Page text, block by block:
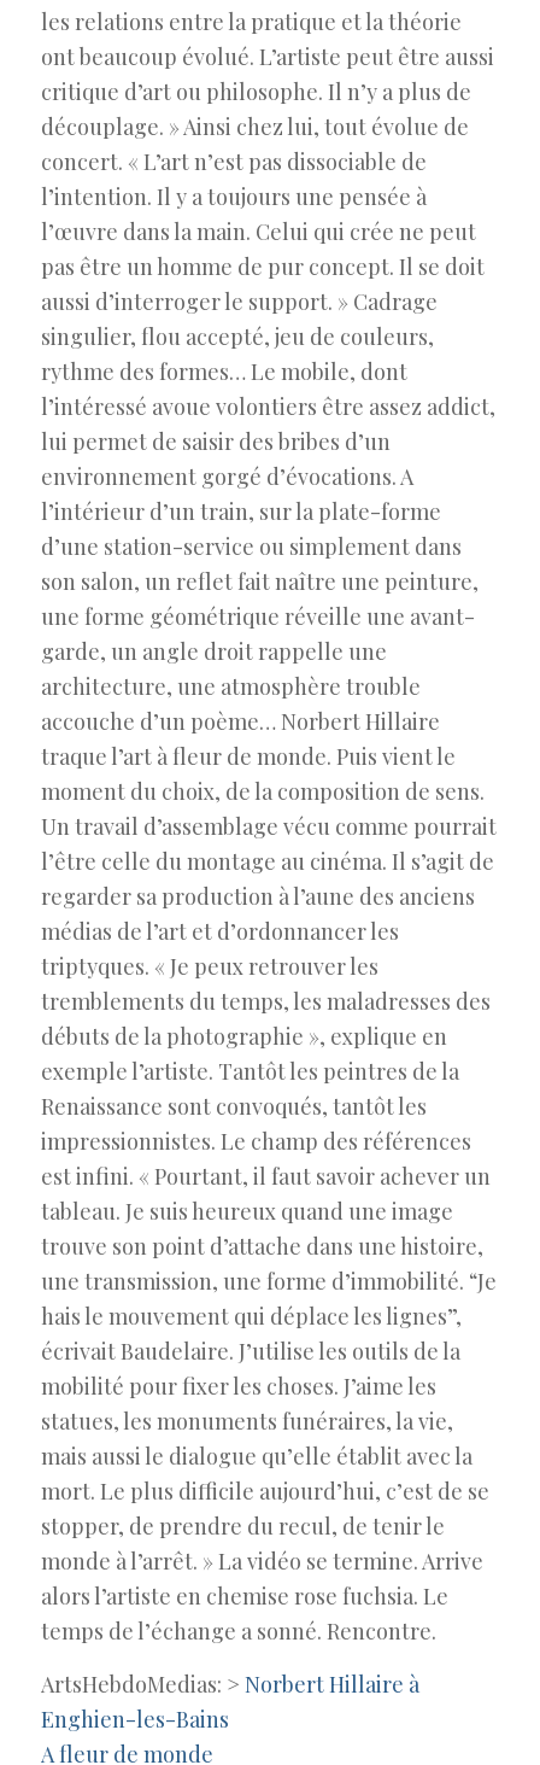
les relations entre la pratique et la théorie
ont beaucoup évolué. L’artiste peut être aussi
critique d’art ou philosophe. Il n’y a plus de
découplage. » Ainsi chez lui, tout évolue de
concert. « L’art n’est pas dissociable de
l’intention. Il y a toujours une pensée à
l’œuvre dans la main. Celui qui crée ne peut
pas être un homme de pur concept. Il se doit
aussi d’interroger le support. » Cadrage
singulier, flou accepté, jeu de couleurs,
rythme des formes… Le mobile, dont
l’intéressé avoue volontiers être assez addict,
lui permet de saisir des bribes d’un
environnement gorgé d’évocations. A
l’intérieur d’un train, sur la plate-forme
d’une station-service ou simplement dans
son salon, un reflet fait naître une peinture,
une forme géométrique réveille une avant-
garde, un angle droit rappelle une
architecture, une atmosphère trouble
accouche d’un poème… Norbert Hillaire
traque l’art à fleur de monde. Puis vient le
moment du choix, de la composition de sens.
Un travail d’assemblage vécu comme pourrait
l’être celle du montage au cinéma. Il s’agit de
regarder sa production à l’aune des anciens
médias de l’art et d’ordonnancer les
triptyques. « Je peux retrouver les
tremblements du temps, les maladresses des
débuts de la photographie », explique en
exemple l’artiste. Tantôt les peintres de la
Renaissance sont convoqués, tantôt les
impressionnistes. Le champ des références
est infini. « Pourtant, il faut savoir achever un
tableau. Je suis heureux quand une image
trouve son point d’attache dans une histoire,
une transmission, une forme d’immobilité. “Je
hais le mouvement qui déplace les lignes”,
écrivait Baudelaire. J’utilise les outils de la
mobilité pour fixer les choses. J’aime les
statues, les monuments funéraires, la vie,
mais aussi le dialogue qu’elle établit avec la
mort. Le plus difficile aujourd’hui, c’est de se
stopper, de prendre du recul, de tenir le
monde à l’arrêt. » La vidéo se termine. Arrive
alors l’artiste en chemise rose fuchsia. Le
temps de l’échange a sonné. Rencontre.
ArtsHebdoMedias: > Norbert Hillaire à
Enghien-les-Bains
A fleur de monde